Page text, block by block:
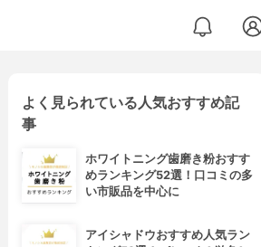
よく見られている人気おすすめ記
事
ホワイトニング歯磨き粉おすす
めランキング52選！口コミの多
い市販品を中心に
アイシャドウおすすめ人気ラン